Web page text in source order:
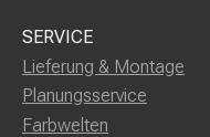
SERVICE
Lieferung & Montage
Planungsservice
Farbwelten